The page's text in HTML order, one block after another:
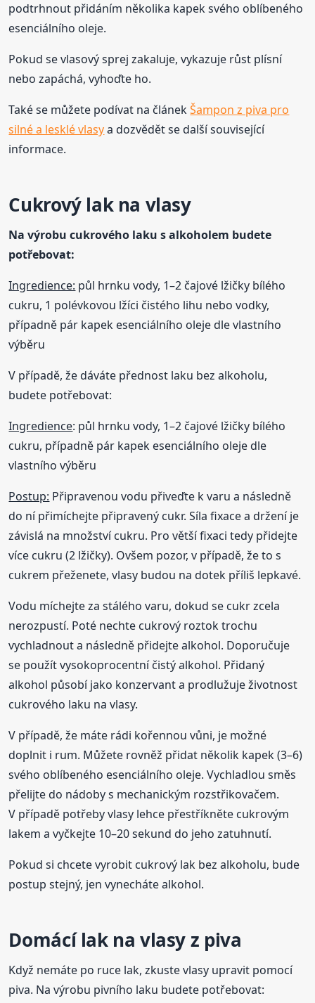
podtrhnout přidáním několika kapek svého oblíbeného
esenciálního oleje.
Pokud se vlasový sprej zakaluje, vykazuje růst plísní
nebo zapáchá, vyhoďte ho.
Také se můžete podívat na článekŠampon z piva pro
silné a lesklé vlasya dozvědět se další související
informace.
Cukrový lak na vlasy
Na výrobu cukrového laku s alkoholem budete
potřebovat:
Ingredience: půl hrnku vody, 1–2 čajové lžičky bílého
cukru, 1 polévkovou lžíci čistého lihu nebo vodky,
případně pár kapek esenciálního oleje dle vlastního
výběru
V případě, že dáváte přednost laku bez alkoholu,
budete potřebovat:
Ingredience: půl hrnku vody, 1–2 čajové lžičky bílého
cukru, případně pár kapek esenciálního oleje dle
vlastního výběru
Postup: Připravenou vodu přiveďte k varu a následně
do ní přimíchejte připravený cukr. Síla fixace a držení je
závislá na množství cukru. Pro větší fixaci tedy přidejte
více cukru (2 lžičky). Ovšem pozor, v případě, že to s
cukrem přeženete, vlasy budou na dotek příliš lepkavé.
Vodu míchejte za stálého varu, dokud se cukr zcela
nerozpustí. Poté nechte cukrový roztok trochu
vychladnout a následně přidejte alkohol. Doporučuje
se použít vysokoprocentní čistý alkohol. Přidaný
alkohol působí jako konzervant a prodlužuje životnost
cukrového laku na vlasy.
V případě, že máte rádi kořennou vůni, je možné
doplnit i rum. Můžete rovněž přidat několik kapek (3–6)
svého oblíbeného esenciálního oleje. Vychladlou směs
přelijte do nádoby s mechanickým rozstřikovačem.
V případě potřeby vlasy lehce přestříkněte cukrovým
lakem a vyčkejte 10–20 sekund do jeho zatuhnutí.
Pokud si chcete vyrobit cukrový lak bez alkoholu, bude
postup stejný, jen vynecháte alkohol.
Domácí lak na vlasy z piva
Když nemáte po ruce lak, zkuste vlasy upravit pomocí
piva. Na výrobu pivního laku budete potřebovat: